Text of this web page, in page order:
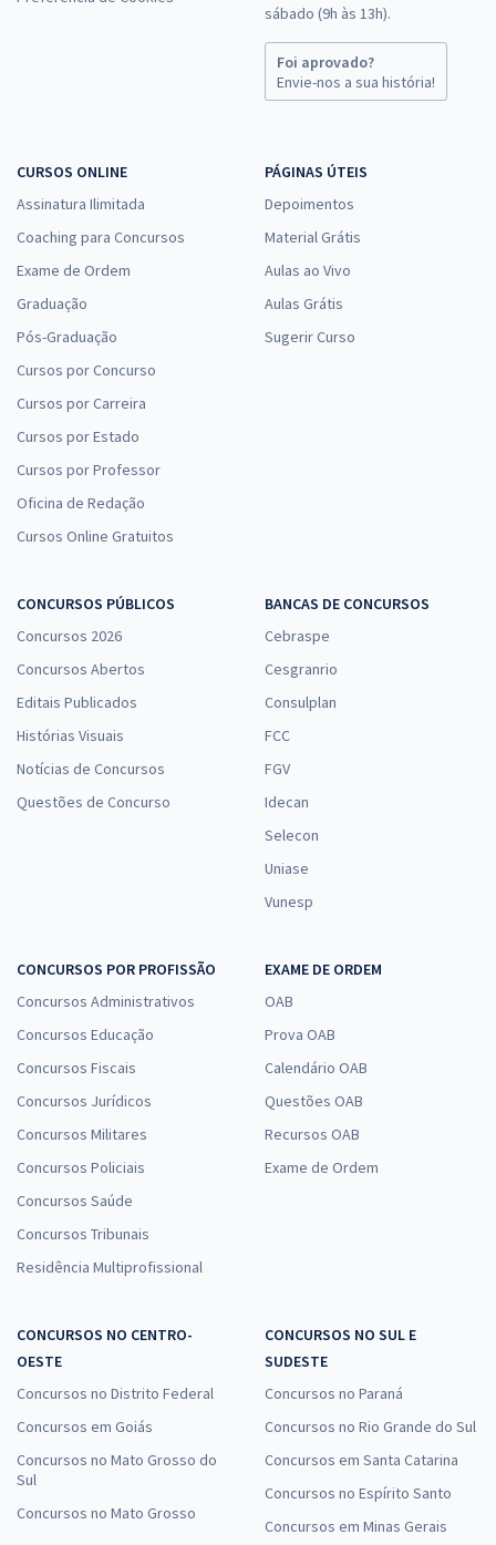
sábado (9h às 13h).
Foi aprovado?
Envie-nos a sua história!
CURSOS ONLINE
Assinatura Ilimitada
Coaching para Concursos
Exame de Ordem
Graduação
Pós-Graduação
Cursos por Concurso
Cursos por Carreira
Cursos por Estado
Cursos por Professor
Oficina de Redação
Cursos Online Gratuitos
PÁGINAS ÚTEIS
Depoimentos
Material Grátis
Aulas ao Vivo
Aulas Grátis
Sugerir Curso
CONCURSOS PÚBLICOS
Concursos 2026
Concursos Abertos
Editais Publicados
Histórias Visuais
Notícias de Concursos
Questões de Concurso
BANCAS DE CONCURSOS
Cebraspe
Cesgranrio
Consulplan
FCC
FGV
Idecan
Selecon
Uniase
Vunesp
CONCURSOS POR PROFISSÃO
Concursos Administrativos
Concursos Educação
Concursos Fiscais
Concursos Jurídicos
Concursos Militares
Concursos Policiais
Concursos Saúde
Concursos Tribunais
Residência Multiprofissional
EXAME DE ORDEM
OAB
Prova OAB
Calendário OAB
Questões OAB
Recursos OAB
Exame de Ordem
CONCURSOS NO CENTRO-
OESTE
Concursos no Distrito Federal
Concursos em Goiás
Concursos no Mato Grosso do
Sul
Concursos no Mato Grosso
CONCURSOS NO SUL E
SUDESTE
Concursos no Paraná
Concursos no Rio Grande do Sul
Concursos em Santa Catarina
Concursos no Espírito Santo
Concursos em Minas Gerais